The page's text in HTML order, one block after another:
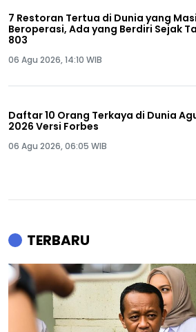
7 Restoran Tertua di Dunia yang
Beroperasi, Ada yang Berdiri Sejak
803
06 Agu 2026, 14:10 WIB
Daftar 10 Orang Terkaya di Dunia
2026 Versi Forbes
06 Agu 2026, 06:05 WIB
TERBARU